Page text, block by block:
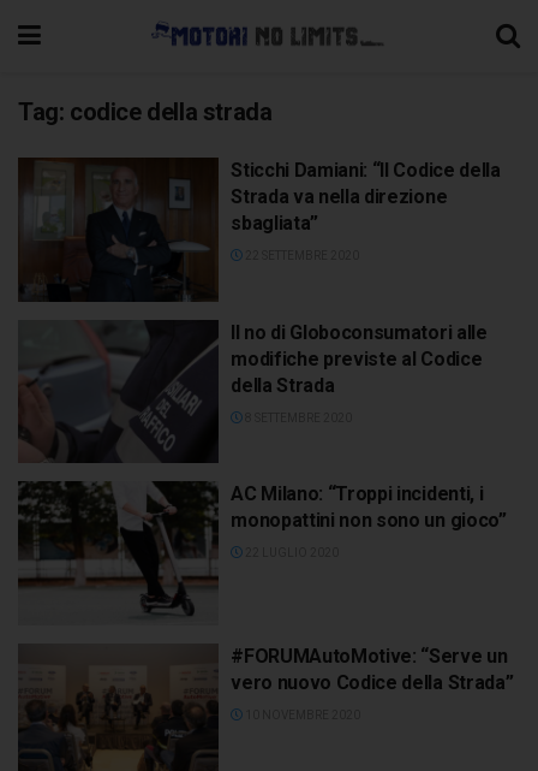
Tag: codice della strada
Sticchi Damiani: “Il Codice della
Strada va nella direzione
sbagliata”
Il no di Globoconsumatori alle
modifiche previste al Codice
della Strada
AC Milano: “Troppi incidenti, i
monopattini non sono un gioco”
#FORUMAutoMotive: “Serve un
vero nuovo Codice della Strada”